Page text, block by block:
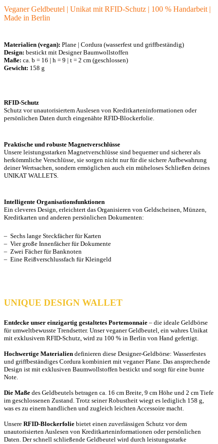
Veganer Geldbeutel | Unikat mit RFID-Schutz | 100 % Handarbeit |
Made in Berlin
Materialien (vegan): Plane | Cordura (wasserfest und griffbeständig)
Design: bestickt mit Designer Baumwollstoffen
Maße: ca. b = 16 | h = 9 | t = 2 cm (geschlossen)
Gewicht: 158 g
RFID-Schutz
Schutz vor unautorisiertem Auslesen von Kreditkarteninformationen oder
persönlichen Daten durch eingenähte RFID-Blockerfolie.
Praktische und robuste Magnetverschlüsse
Unsere leistungsstarken Magnetverschlüsse sind bequemer und sicherer als
herkömmliche Verschlüsse, sie sorgen nicht nur für die sichere Aufbewahrung
deiner Wertsachen, sondern ermöglichen auch ein müheloses Schließen deines
UNIKAT WALLETS.
Intelligente Organisationsfunktionen
Ein cleveres Design, erleichtert das Organisieren von Geldscheinen, Münzen,
Kreditkarten und anderen persönlichen Dokumenten:
– Sechs lange Steckfächer für Karten
– Vier große Innenfächer für Dokumente
– Zwei Fächer für Banknoten
– Eine Reißverschlussfach für Kleingeld
UNIQUE DESIGN WALLET
Entdecke unser einzigartig gestaltetes Portemonnaie – die ideale Geldbörse
für umweltbewusste Trendsetter. Unser veganer Geldbeutel, ein wahres Unikat
mit exklusivem RFID-Schutz, wird zu 100 % in Berlin von Hand gefertigt.
Hochwertige Materialien definieren diese Designer-Geldbörse: Wasserfestes
und griffbeständiges Cordura kombiniert mit veganer Plane. Das ansprechende
Design ist mit exklusiven Baumwollstoffen bestickt und sorgt für eine bunte
Note.
Die Maße des Geldbeutels betragen ca. 16 cm Breite, 9 cm Höhe und 2 cm Tiefe
im geschlossenen Zustand. Trotz seiner Robustheit wiegt es lediglich 158 g,
was es zu einem handlichen und zugleich leichten Accessoire macht.
Unsere RFID-Blockerfolie bietet einen zuverlässigen Schutz vor dem
unautorisierten Auslesen von Kreditkarteninformationen oder persönlichen
Daten. Der schnell schließende Geldbeutel wird durch leistungsstarke